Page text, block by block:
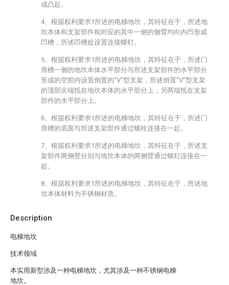
Description
电梯地坎
技术领域
本实用新型涉及一种电梯地坎，尤其涉及一种不锈钢电梯
地坎。
成凸起。
4、根据权利要求1所述的电梯地坎，其特征在于，所述地
坎本体和支架部件相对应的其中一侧的侧臂均向内凹形成
凹槽，所述凹槽处设置连接螺钉。
5、根据权利要求1所述的电梯地坎，其特征在于，所述门
滑槽一侧的地坎本体水平部分与所述支架部件的水平部分
形成的空腔内设置倒置的“V”型支架，所述倒置“V”型支架
的顶部尖端抵在地坎本体的水平部分上，另两端抵在支架
部件的水平部分上。
6、根据权利要求1所述的电梯地坎，其特征在于，所述门
滑槽的底面与所述支架部件通过螺栓连接在一起。
7、根据权利要求1所述的电梯地坎，其特征在于，所述支
架部件两侧壁分别与地坎本体的两侧臂通过螺钉连接在一
起。
8、根据权利要求1所述的电梯地坎，其特征在于，所述地
坎本体材料为不锈钢材质。